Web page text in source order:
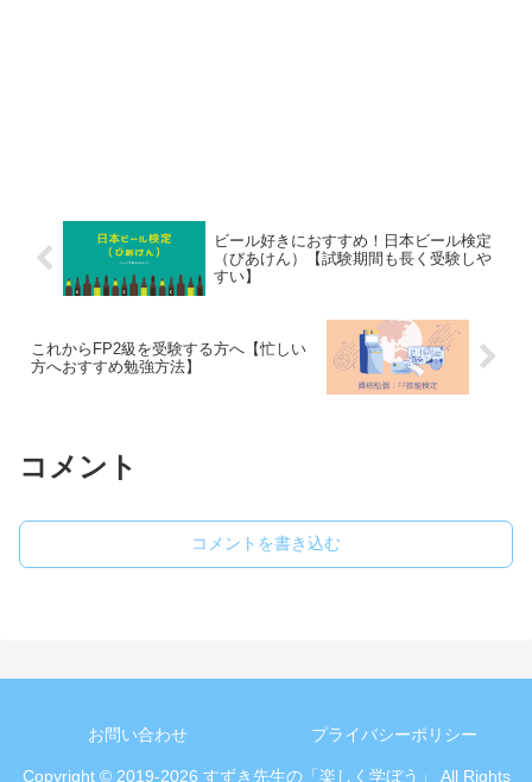
ビール好きにおすすめ！日本ビール検定
（びあけん）【試験期間も長く受験しや
すい】
これからFP2級を受験する方へ【忙しい
方へおすすめ勉強方法】
コメント
コメントを書き込む
お問い合わせ プライバシーポリシー
Copyright © 2019-2026 すずき先生の「楽しく学ぼう」 All Rights